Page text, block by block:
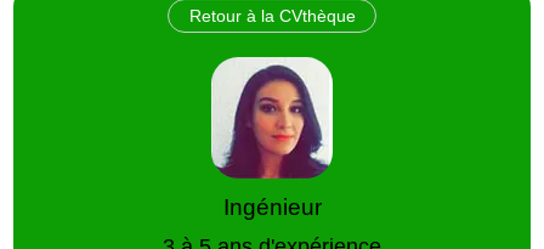
Retour à la CVthèque
Ingénieur